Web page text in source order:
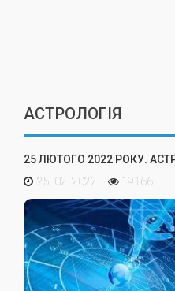
АСТРОЛОГІЯ
25 ЛЮТОГО 2022 РОКУ.
25. 02. 2022
19166